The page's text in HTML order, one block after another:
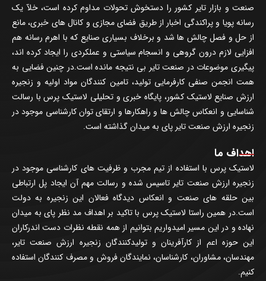
صنعت و بازار تایر کشور را دستخوش تحولات مداوم کرده است، خلآ یک
رسانه پویا و پراکندگی اخبار از طریق فضای مجازی و کانال های خبری، مانع
از حل و فصل چالش ها شد و برخلاف بسیاری صنایع که با اهرم رسانه هم
افزایی لازم درون گروهی و انسجام سیاستی و عملکردی را ایجاد کرده اند،
پیگیری موضوعات در صنعت تایر بی نتیجه مانده است.در چنین فضایی به
همت انجمن صنفی کارفرمایی تولید، تامین کنندگان مواد اولیه و زنجیره
ارزش صنایع لاستیک کشور، پایگاه خبری و تحلیلی لاستیک پرس با رسالت
شناسایی و انعکاس چالش ها و راهکارها و ارتقای توان کارشناسی موجود در
زنجیره ارزش صنعت تایر پای به میدان گذاشته است.
اهداف ما
لاستیک پرس با استفاده از تیم مجرب و ظرفیت های کارشناسی موجود در
زنجیره ارزش صنعت تایر تاسیس شده و رسالت مهم آن ایجاد پل ارتباطی
بین حلقه های صنعت و انعکاس دیدگاه فعالان این زنجیره به دولت
است.در همین راستا لاستیک پرس با تاکید بر اهداف مد نظر پای به میدان
نهاده و در این مسیر امیدواریم بتوانیم از همه نقطه نظرات دست اندرکاران
این حوزه اعم از کارآفرینان و تولیدکنندگان زنجیره ارزش صنعت تایر،
مهندسان، مشاوران، کارشناسان، نمایندگان فروش و مصرف کنندگان استفاده
کنیم.